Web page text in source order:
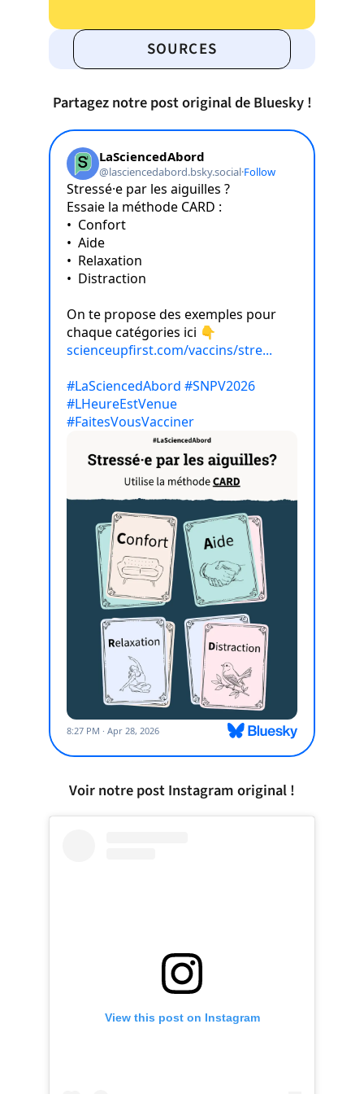
SOURCES
Partagez notre post original de Bluesky !
Voir notre post Instagram original !
View this post on Instagram